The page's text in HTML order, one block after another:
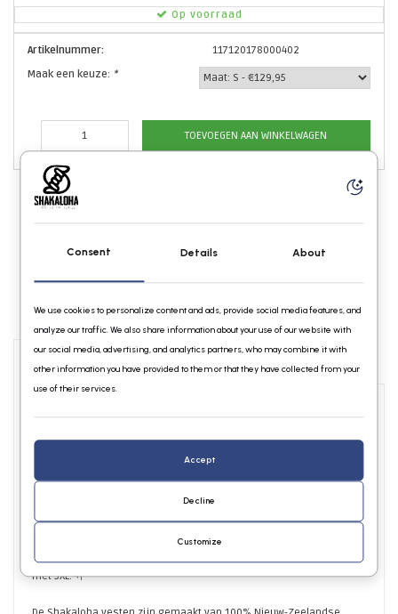
Op voorraad
Artikelnummer:
117120178000402
Maak een keuze: *
TOEVOEGEN AAN WINKELWAGEN
√©n een afritsbare capuchon en verschillende zakken en en is
geheel gevoerd, ook in de capuchon en de zakken. Het vest heeft
kangeroo zakken aan de voorkant om uw handen lekker warm te
ritsen zijn van YKK en ijzersterk.¬†
Dit vest is verkrijgbaar in beige en lichtbruin in de maten S tot en
met 3XL.¬†
Consent Details About
We use cookies to personalize content and ads, provide social media features, and
analyze our traffic. We also share information about your use of our website with
our social media, advertising, and analytics partners, who may combine it with
other information you have provided to them or that they have collected from your
use of their services.
Accept
Decline
Customize